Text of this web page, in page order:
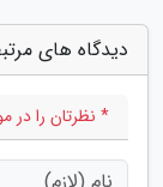
دیدگاه های
* نظرتان را در